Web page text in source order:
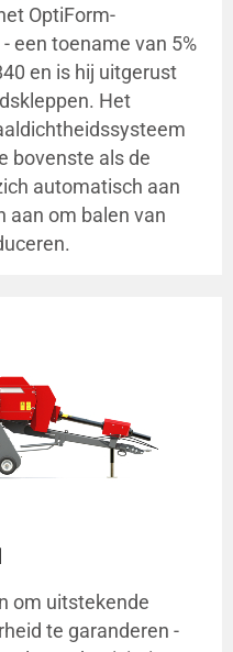
OptiForm-
een toename van 5%
en is hij uitgerust
Het
bovenste als de
automatisch aan
aan om balen van
om uitstekende
te garanderen -